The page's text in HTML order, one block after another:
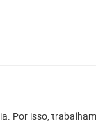
Por isso,